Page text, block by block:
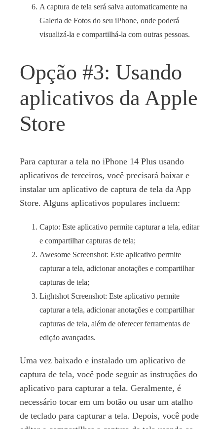
A captura de tela será salva automaticamente na
Galeria de Fotos do seu iPhone, onde poderá
visualizá-la e compartilhá-la com outras pessoas.
Opção #3: Usando
aplicativos da Apple
Store
Para capturar a tela no iPhone 14 Plus usando
aplicativos de terceiros, você precisará baixar e
instalar um aplicativo de captura de tela da App
Store. Alguns aplicativos populares incluem:
Capto: Este aplicativo permite capturar a tela, editar
e compartilhar capturas de tela;
Awesome Screenshot: Este aplicativo permite
capturar a tela, adicionar anotações e compartilhar
capturas de tela;
Lightshot Screenshot: Este aplicativo permite
capturar a tela, adicionar anotações e compartilhar
capturas de tela, além de oferecer ferramentas de
edição avançadas.
Uma vez baixado e instalado um aplicativo de
captura de tela, você pode seguir as instruções do
aplicativo para capturar a tela. Geralmente, é
necessário tocar em um botão ou usar um atalho
de teclado para capturar a tela. Depois, você pode